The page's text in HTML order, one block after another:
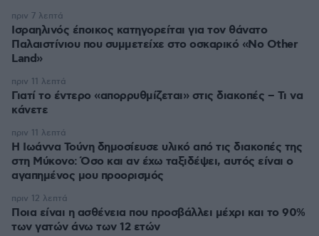
Ισραηλινός έποικος κατηγορείται για τον θάνατο
Παλαιστίνιου που συμμετείχε στο οσκαρικό «No Other
Land»
πριν 7 λεπτά
Γιατί το έντερο «απορρυθμίζεται» στις διακοπές – Τι να
κάνετε
πριν 11 λεπτά
Η Ιωάννα Τούνη δημοσίευσε υλικό από τις διακοπές της
στη Μύκονο: Όσο και αν έχω ταξιδέψει, αυτός είναι ο
αγαπημένος μου προορισμός
πριν 11 λεπτά
Ποια είναι η ασθένεια που προσβάλλει μέχρι και το 90%
των γατών άνω των 12 ετών
πριν 12 λεπτά